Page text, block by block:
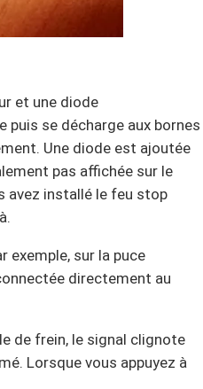
et une diode
puis se décharge aux bornes
Une diode est ajoutée
pas affichée sur le
avez installé le feu stop
exemple, sur la puce
directement au
de frein, le signal clignote
Lorsque vous appuyez à